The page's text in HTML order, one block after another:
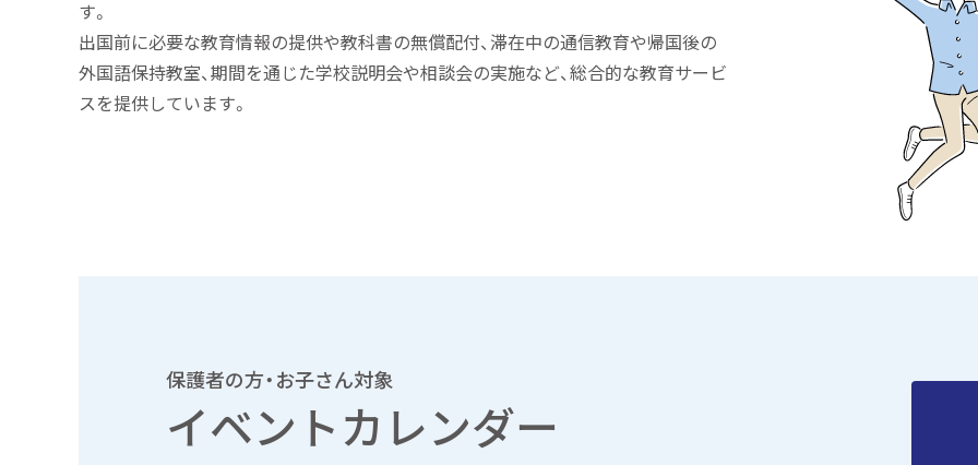
す。
出国前に必要な教育情報の提供や教科書の無償配付、滞在中の通信教育や帰国後の
外国語保持教室、期間を通じた学校説明会や相談会の実施など、総合的な教育サービ
スを提供しています。
保護者の方・お子さん対象
イベントカレンダー